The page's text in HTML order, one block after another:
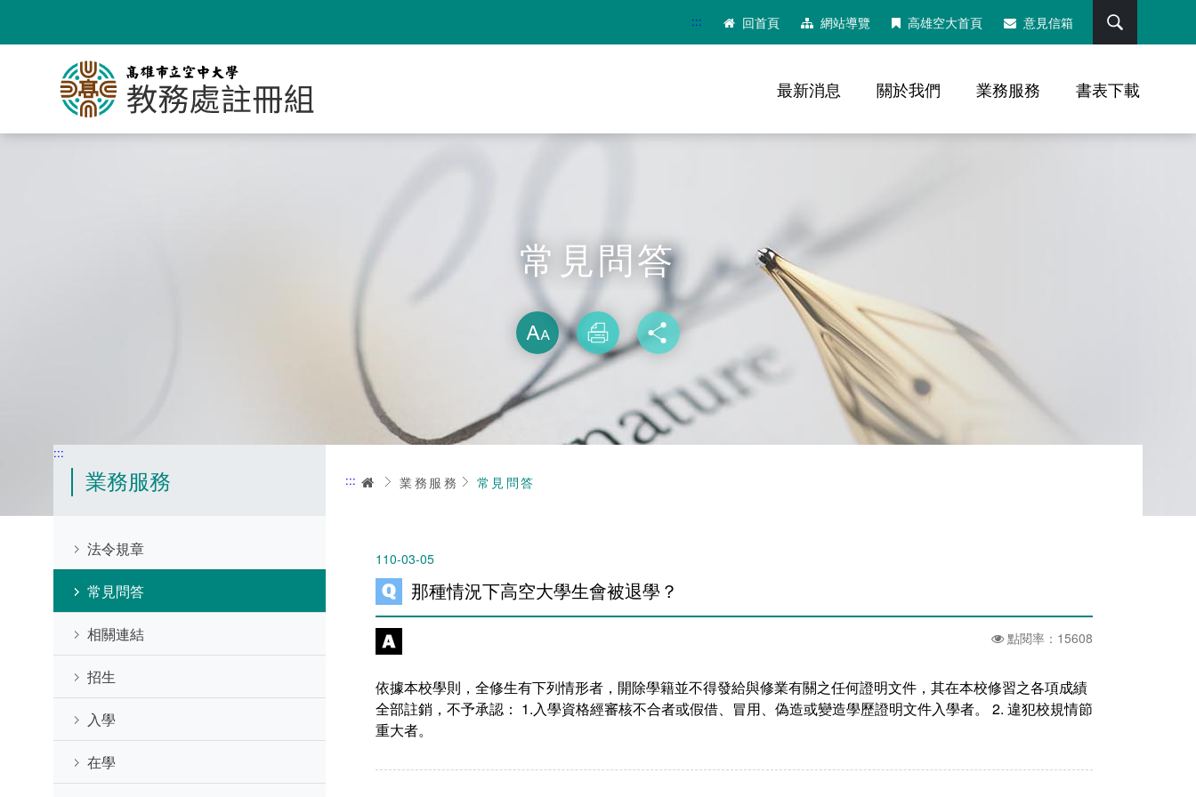
要
::: 回首頁 網站導覽 高雄空大首頁 意見信箱
最新消息 關於我們 業務服務 書表下載
常見問答
略過字型切換，社群分享工具列
放大
列印 分享
:::
業務服務
法令規章
常見問答
相關連結
招生
入學
在學
::: 首頁業務服務 常見問答
110-03-05
那種情況下高空大學生會被退學？
點閱率：15608
依據本校學則，全修生有下列情形者，開除學籍並不得發給與修業有關之任何證明文件，其在本校修習之各項成績
全部註銷，不予承認： 1.入學資格經審核不合者或假借、冒用、偽造或變造學歷證明文件入學者。 2. 違犯校規情節
重大者。